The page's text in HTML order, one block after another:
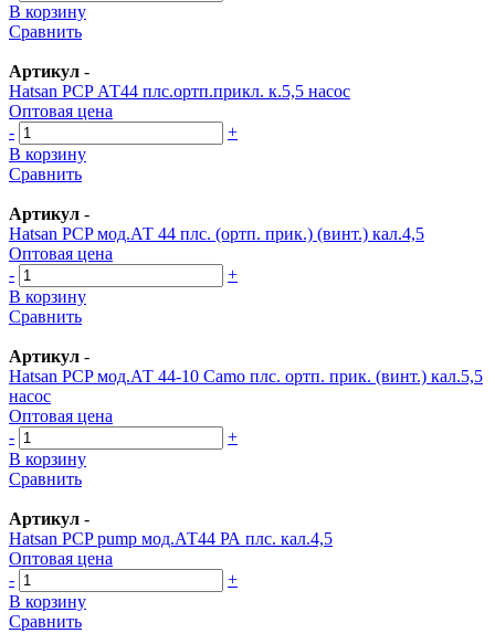
В корзину
Сравнить
Артикул -
Hatsan PСP АТ44 плс.ортп.прикл. к.5,5 насос
Оптовая цена
-
+
В корзину
Сравнить
Артикул -
Hatsan PСP мод.АТ 44 плс. (ортп. прик.) (винт.) кал.4,5
Оптовая цена
-
+
В корзину
Сравнить
Артикул -
Hatsan PСP мод.АТ 44-10 Camo плс. ортп. прик. (винт.) кал.5,5
насос
Оптовая цена
-
+
В корзину
Сравнить
Артикул -
Hatsan PСP pump мод.АТ44 РА плс. кал.4,5
Оптовая цена
-
+
В корзину
Сравнить